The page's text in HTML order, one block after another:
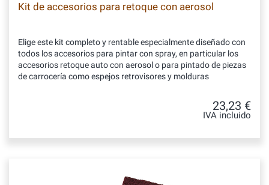
Kit de accesorios para retoque con aerosol
Elige este kit completo y rentable especialmente diseñado con
todos los accesorios para pintar con spray, en particular los
accesorios retoque auto con aerosol o para pintado de piezas
de carrocería como espejos retrovisores y molduras
23,23 €
IVA incluido